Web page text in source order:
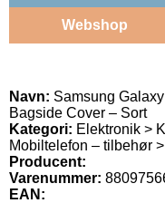
Webshop
Navn: Samsung
Bagside Cover – Sort
Kategori: Elektronik >
Mobiltelefon – tilbehør
Producent:
Varenummer:
EAN: